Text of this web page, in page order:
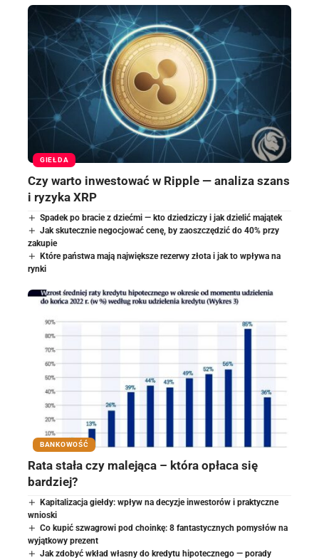
GIEŁDA
Czy warto inwestować w Ripple — analiza szans
i ryzyka XRP
Spadek po bracie z dziećmi — kto dziedziczy i jak dzielić majątek
Jak skutecznie negocjować cenę, by zaoszczędzić do 40% przy
zakupie
Które państwa mają największe rezerwy złota i jak to wpływa na
rynki
BANKOWOŚĆ
Rata stała czy malejąca – która opłaca się
bardziej?
Kapitalizacja giełdy: wpływ na decyzje inwestorów i praktyczne
wnioski
Co kupić szwagrowi pod choinkę: 8 fantastycznych pomysłów na
wyjątkowy prezent
Jak zdobyć wkład własny do kredytu hipotecznego — porady